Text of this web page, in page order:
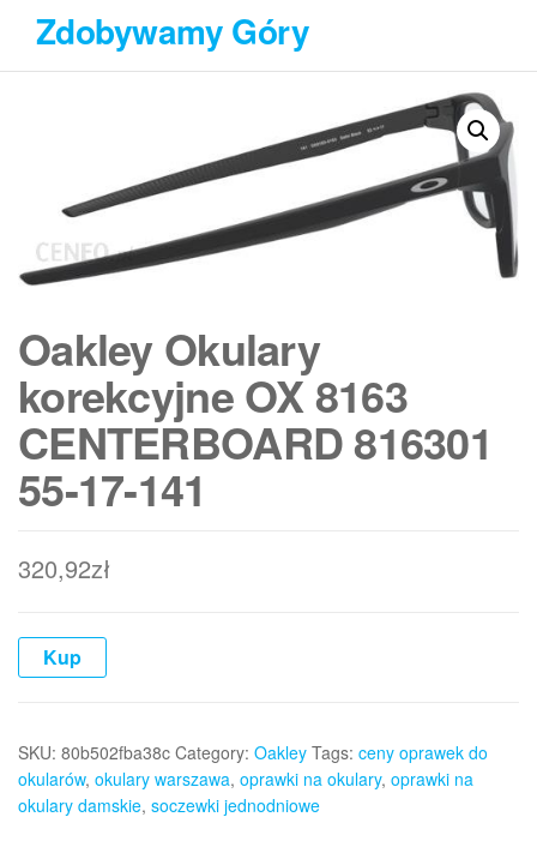
Przejdź
treści
Zdobywamy Góry
Oakley Okulary
korekcyjne OX 8163
CENTERBOARD 816301
55-17-141
320,92zł
Kup
SKU: 80b502fba38c Category: Oakley Tags: ceny oprawek do
okularów, okulary warszawa, oprawki na okulary, oprawki na
okulary damskie, soczewki jednodniowe